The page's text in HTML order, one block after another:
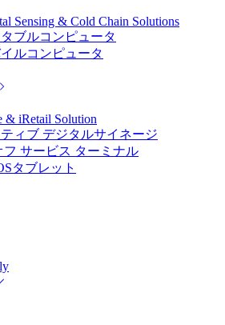
Sensing & Cold Chain Solutions
ブルコンピュータ
ルコンピュータ
& iRetail Solution
ィブ デジタルサイネージ
フ サービス ターミナル
タブレット